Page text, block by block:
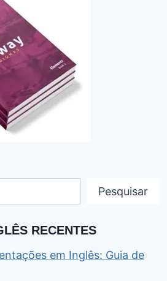
Pesquisar
RECENTES
em Inglês: Guia de